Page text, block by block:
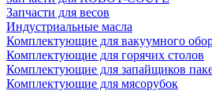
Запчасти для весов
Индустриальные масла
Комплектующие для вакуумного
Комплектующие для горячих столов
Комплектующие для запайщиков
Комплектующие для мясорубок